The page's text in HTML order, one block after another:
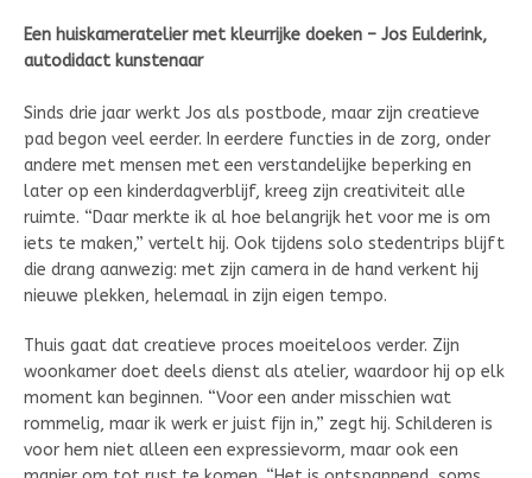
Een huiskameratelier met kleurrijke doeken – Jos Eulderink,
autodidact kunstenaar
Sinds drie jaar werkt Jos als postbode, maar zijn creatieve
pad begon veel eerder. In eerdere functies in de zorg, onder
andere met mensen met een verstandelijke beperking en
later op een kinderdagverblijf, kreeg zijn creativiteit alle
ruimte. “Daar merkte ik al hoe belangrijk het voor me is om
iets te maken,” vertelt hij. Ook tijdens solo stedentrips blijft
die drang aanwezig: met zijn camera in de hand verkent hij
nieuwe plekken, helemaal in zijn eigen tempo.
Thuis gaat dat creatieve proces moeiteloos verder. Zijn
woonkamer doet deels dienst als atelier, waardoor hij op elk
moment kan beginnen. “Voor een ander misschien wat
rommelig, maar ik werk er juist fijn in,” zegt hij. Schilderen is
voor hem niet alleen een expressievorm, maar ook een